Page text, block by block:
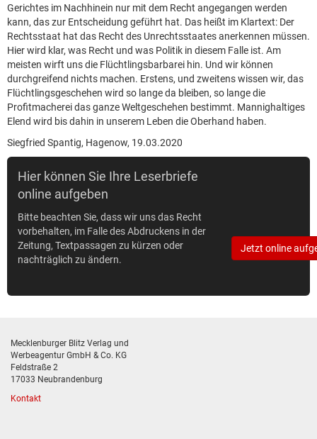
Gerichtes im Nachhinein nur mit dem Recht angegangen werden
kann, das zur Entscheidung geführt hat. Das heißt im Klartext: Der
Rechtsstaat hat das Recht des Unrechtsstaates anerkennen müssen.
Hier wird klar, was Recht und was Politik in diesem Falle ist. Am
meisten wirft uns die Flüchtlingsbarbarei hin. Und wir können
durchgreifend nichts machen. Erstens, und zweitens wissen wir, das
Flüchtlingsgeschehen wird so lange da bleiben, so lange die
Profitmacherei das ganze Weltgeschehen bestimmt. Mannighaltiges
Elend wird bis dahin in unserem Leben die Oberhand haben.
Siegfried Spantig, Hagenow, 19.03.2020
Hier können Sie Ihre Leserbriefe
online aufgeben
Bitte beachten Sie, dass wir uns das Recht
vorbehalten, im Falle des Abdruckens in der
Zeitung, Textpassagen zu kürzen oder
nachträglich zu ändern.
Jetzt online
Mecklenburger Blitz Verlag und
Werbeagentur GmbH & Co. KG
Feldstraße 2
17033 Neubrandenburg
Kontakt